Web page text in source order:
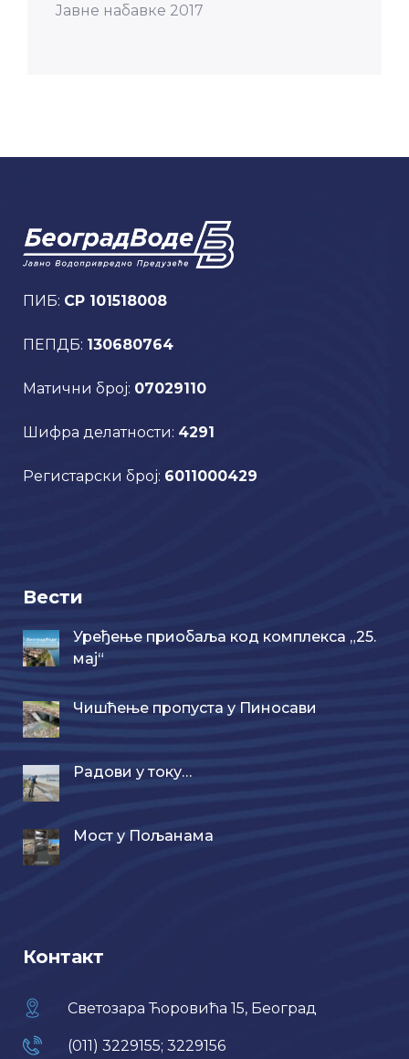
Јавне набавке 2017
ПИБ: CP 101518008
ПЕПДБ: 130680764
Матични број: 07029110
Шифра делатности: 4291
Регистарски број: 6011000429
Вести
Уређење приобаља код комплекса „25.
мај“
Чишћење пропуста у Пиносави
Радови у току…
Мост у Пољанама
Контакт
Светозара Ћоровића 15, Београд
(011) 3229155; 3229156